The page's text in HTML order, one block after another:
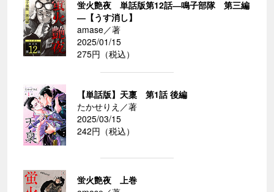
蛍火艶夜 単話版第12話―鳴子部隊 第三編
―【うす消し】
amase／著
2025/01/15
275円（税込）
【単話版】天稟 第1話 後編
たかせりえ／著
2025/03/15
242円（税込）
蛍火艶夜 上巻